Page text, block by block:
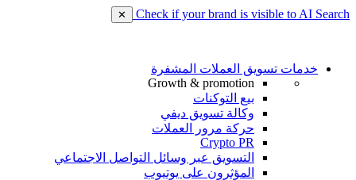
Check if your brand is visible to AI Search
✕
خدمات تسويق العملات المشفرة
Growth & promotion
بيع التوكنات
وكالة تسويق ديفي
حركة مرور العملات
Crypto PR
التسويق عبر وسائل التواصل الاجتماعي
المؤثرون على يوتيوب